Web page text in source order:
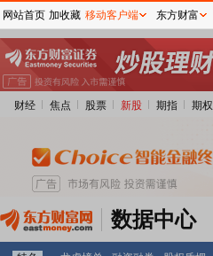
财经 焦点 股票 新股 期指 期权
数据中心
网站首页 加收藏 移动客户端 东方财富